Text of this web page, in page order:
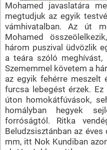
Mohamed javaslatára
megtudjuk az egyik
vámhivatalban. Az út
Mohamed
három puszival üdvözlik
a teára szóló meghívást,
Szememmel követem a
az egyik fehérre meszelt
furcsa lebegést érzek.
úton homokátfúvások,
homályban hegyek
forróságtól. Ritka
Beludzsisztánban az
mm, itt Nok Kundiban